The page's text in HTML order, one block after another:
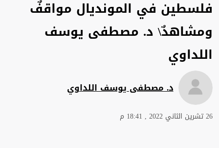
فلسطين في المونديال مواقفٌ
ومشاهدٌ\ د. مصطفى يوسف
اللداوي
د. مصطفى يوسف اللداوي
26 تشرين الثاني 2022 , 18:41 م